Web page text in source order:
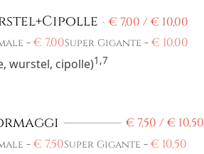
€ 7,00 / € 10,00
-€ 7,00Super Gigante -€ 10,00
wurstel, cipolle)1,7
€ 7,50 / € 10,50
-€ 7,50Super Gigante -€ 10,50